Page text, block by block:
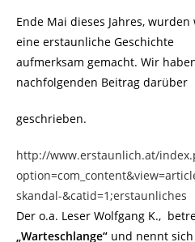
Ende Mai dieses Jahres,
eine erstaunliche Geschichte
aufmerksam gemacht. Wir
nachfolgenden Beitrag darüber
geschrieben.
http://www.erstaunlich.at/
skandal-&catid=1;erstaunliches
Der o.a. Leser Wolfgang K.,
„Warteschlange“ und nennt